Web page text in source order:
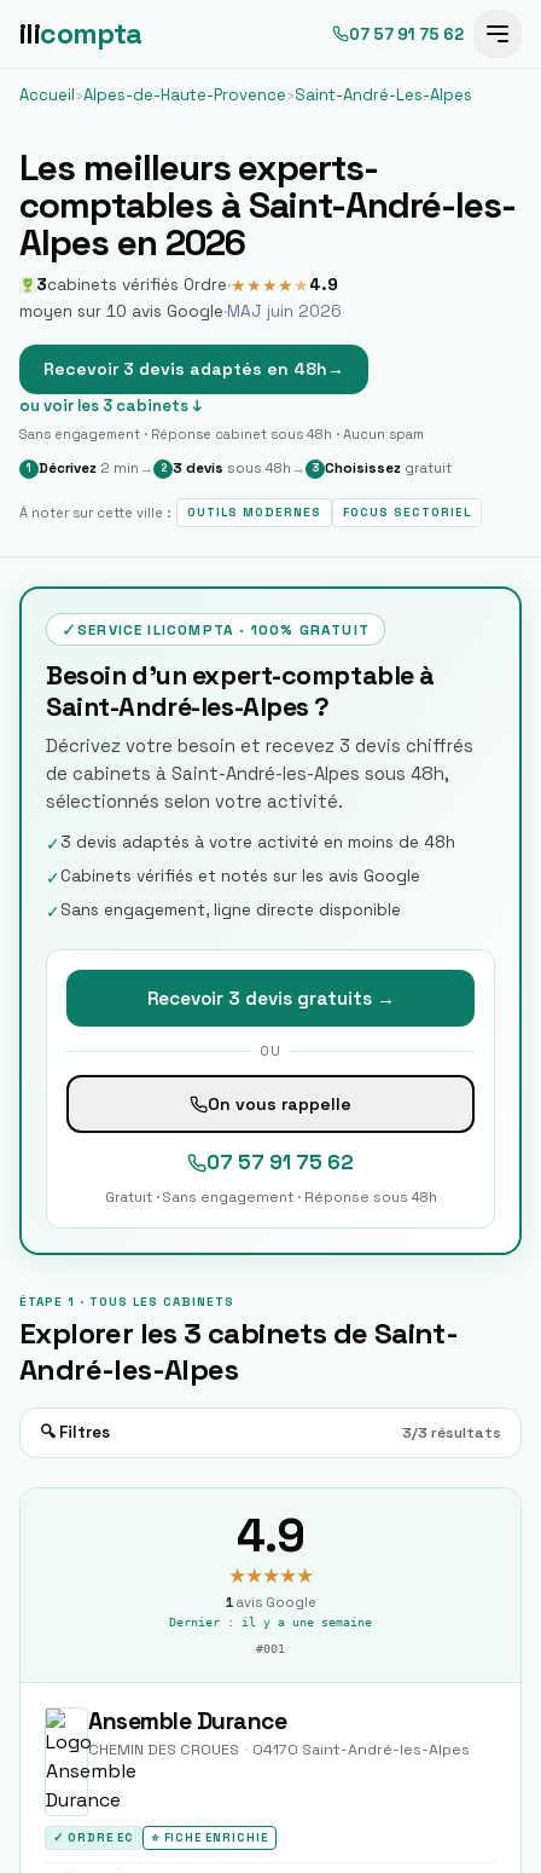
ilicompta 07 57 91 75 62
Accueil›Alpes-de-Haute-Provence›Saint-André-Les-Alpes
Les meilleurs experts-
comptables à Saint-André-les-
Alpesen 2026
3cabinets vérifiés Ordre·★★★★★4.9
moyen sur 10 avis Google·MAJ juin 2026
Recevoir 3 devis adaptés en 48h→
ou voir les 3 cabinets ↓
Sans engagement · Réponse cabinet sous 48h · Aucun spam
1 Décrivez 2 min → 2 3 devis sous 48h → 3 Choisissez gratuit
À noter sur cette ville : OUTILS MODERNES FOCUS SECTORIEL
✓ SERVICE ILICOMPTA · 100% GRATUIT
Besoin d'un expert-comptable à
Saint-André-les-Alpes ?
Décrivez votre besoin et recevez 3 devis chiffrés
de cabinets à Saint-André-les-Alpes sous 48h,
sélectionnés selon votre activité.
✓3 devis adaptés à votre activité en moins de 48h
✓Cabinets vérifiés et notés sur les avis Google
✓Sans engagement, ligne directe disponible
Recevoir 3 devis gratuits →
OU
On vous rappelle
07 57 91 75 62
Gratuit · Sans engagement · Réponse sous 48h
ÉTAPE 1 · TOUS LES CABINETS
Explorer les 3 cabinets de Saint-
André-les-Alpes
🔍 Filtres 3/3 résultats
4.9
★★★★★
1 avis Google
Dernier : il y a une semaine
#001
Ansemble Durance
CHEMIN DES CROUES · 04170 Saint-André-les-Alpes
✓ ORDRE EC ⭐ FICHE ENRICHIE